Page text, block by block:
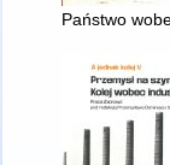
Państwo